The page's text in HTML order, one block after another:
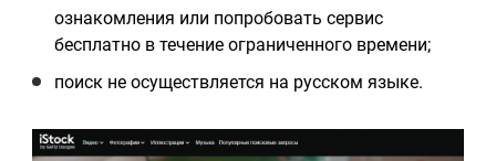
ознакомления или попробовать сервис
бесплатно в течение ограниченного времени;
поиск не осуществляется на русском языке.